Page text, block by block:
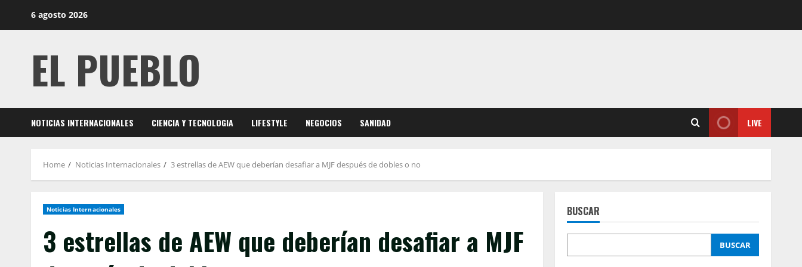
6 agosto 2026
EL PUEBLO
NOTICIAS INTERNACIONALES CIENCIA Y TECNOLOGIA LIFESTYLE NEGOCIOS SANIDAD LIVE
Home Noticias Internacionales 3 estrellas de AEW que deberían desafiar a MJF después de dobles o no
Noticias Internacionales
3 estrellas de AEW que deberían desafiar a MJF
BUSCAR
BUSCAR